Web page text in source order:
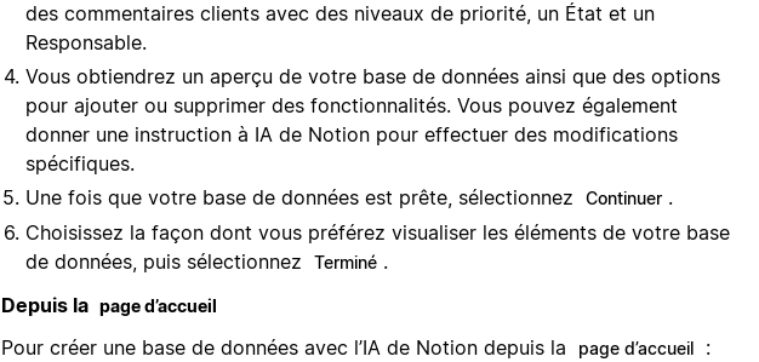
des commentaires clients avec des niveaux de priorité, un État et un
Responsable.
Vous obtiendrez un aperçu de votre base de données ainsi que des options
pour ajouter ou supprimer des fonctionnalités. Vous pouvez également
donner une instruction à IA de Notion pour effectuer des modifications
spécifiques.
Une fois que votre base de données est prête, sélectionnez
Continuer .
Choisissez la façon dont vous préférez visualiser les éléments de votre base
de données, puis sélectionnez
Terminé .
Depuis la page d’accueil
Pour créer une base de données avec l’IA de Notion depuis la page d’accueil
: